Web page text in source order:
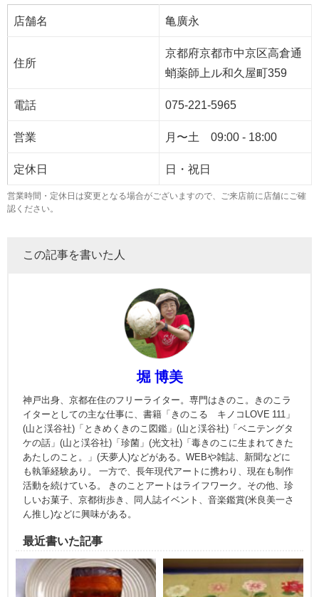
店舗名 亀廣永
住所
京都府京都市中京区高倉通
蛸薬師上ル和久屋町359
電話 075-221-5965
営業 月〜土 09:00 - 18:00
定休日 日・祝日
営業時間・定休日は変更となる場合がございますので、ご来店前に店舗にご確
認ください。
この記事を書いた人
堀 博美
神戸出身、京都在住のフリーライター。専門はきのこ。きのこラ
イターとしての主な仕事に、書籍「きのこる キノコLOVE 111」
(山と渓谷社)「ときめくきのこ図鑑」(山と渓谷社)「ベニテングタ
ケの話」(山と渓谷社)「珍菌」(光文社)「毒きのこに生まれてきた
あたしのこと。」(天夢人)などがある。WEBや雑誌、新聞などに
も執筆経験あり。 一方で、長年現代アートに携わり、現在も制作
活動を続けている。 きのことアートはライフワーク。その他、珍
しいお菓子、京都街歩き、同人誌イベント、音楽鑑賞(米良美一さ
ん推し)などに興味がある。
最近書いた記事